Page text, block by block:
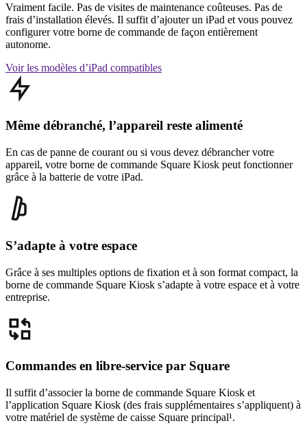
Vraiment facile. Pas de visites de maintenance coûteuses. Pas de
frais d’installation élevés. Il suffit d’ajouter un iPad et vous pouvez
configurer votre borne de commande de façon entièrement
autonome.
Voir les modèles d’iPad compatibles
Même débranché, l’appareil reste alimenté
En cas de panne de courant ou si vous devez débrancher votre
appareil, votre borne de commande Square Kiosk peut fonctionner
grâce à la batterie de votre iPad.
S’adapte à votre espace
Grâce à ses multiples options de fixation et à son format compact, la
borne de commande Square Kiosk s’adapte à votre espace et à votre
entreprise.
Commandes en libre-service par Square
Il suffit d’associer la borne de commande Square Kiosk et
l’application Square Kiosk (des frais supplémentaires s’appliquent) à
votre matériel de système de caisse Square principal¹.